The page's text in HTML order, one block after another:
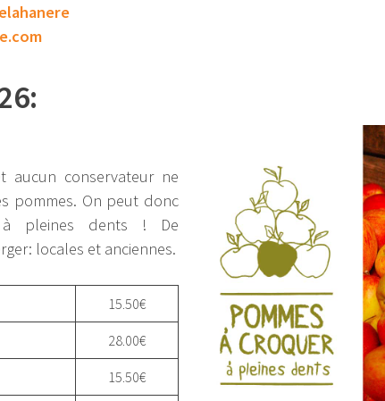
aucun conservateur ne
pommes. On peut donc
pleines dents ! De
locales et anciennes.
15.50€
28.00€
15.50€